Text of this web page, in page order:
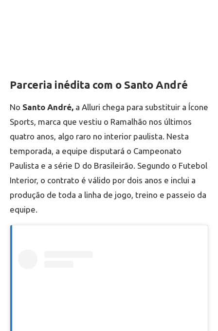
Parceria inédita com o Santo André
No Santo André, a Alluri chega para substituir a Ícone
Sports, marca que vestiu o Ramalhão nos últimos
quatro anos, algo raro no interior paulista. Nesta
temporada, a equipe disputará o Campeonato
Paulista e a série D do Brasileirão. Segundo o Futebol
Interior, o contrato é válido por dois anos e inclui a
produção de toda a linha de jogo, treino e passeio da
equipe.